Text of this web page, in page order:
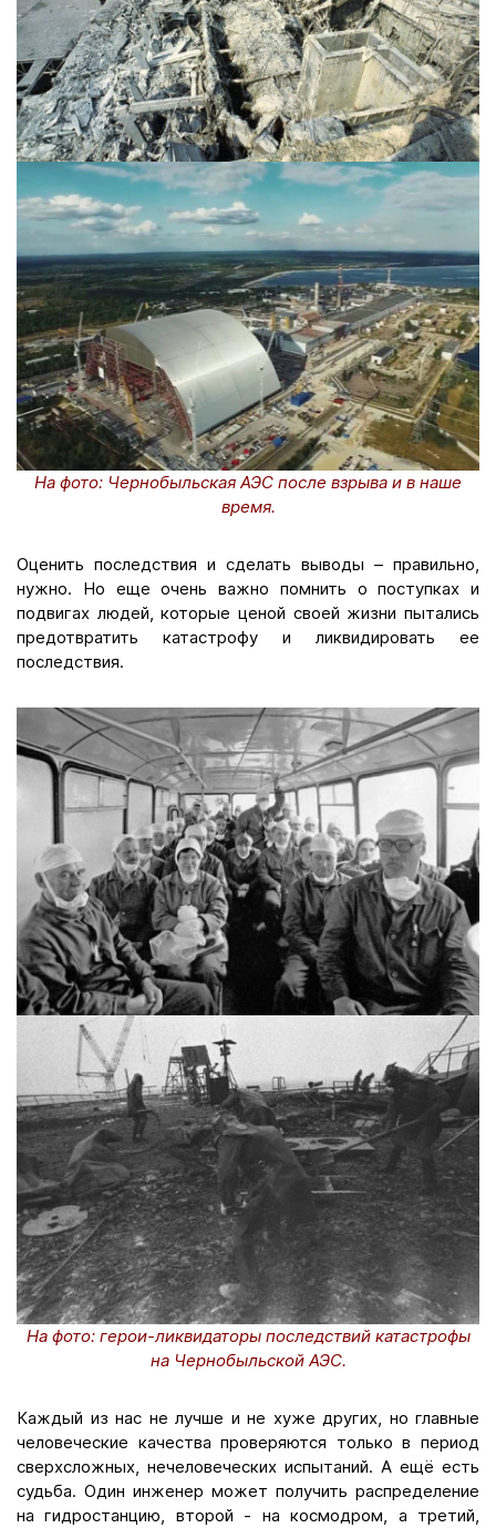
На фото: Чернобыльская АЭС после взрыва и в наше
время.
Оценить последствия и сделать выводы – правильно,
нужно. Но еще очень важно помнить о поступках и
подвигах людей, которые ценой своей жизни пытались
предотвратить катастрофу и ликвидировать ее
последствия.
На фото: герои-ликвидаторы последствий катастрофы
на Чернобыльской АЭС.
Каждый из нас не лучше и не хуже других, но главные
человеческие качества проверяются только в период
сверхсложных, нечеловеческих испытаний. А ещё есть
судьба. Один инженер может получить распределение
на гидростанцию, второй - на космодром, а третий,